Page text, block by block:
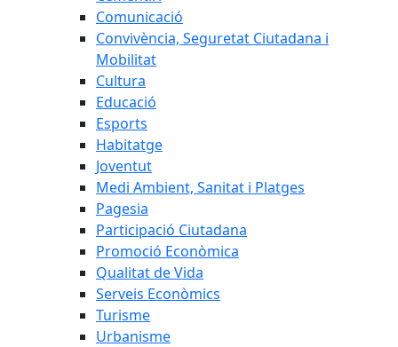
Comunicació
Convivència, Seguretat Ciutadana i
Mobilitat
Cultura
Educació
Esports
Habitatge
Joventut
Medi Ambient, Sanitat i Platges
Pagesia
Participació Ciutadana
Promoció Econòmica
Qualitat de Vida
Serveis Econòmics
Turisme
Urbanisme